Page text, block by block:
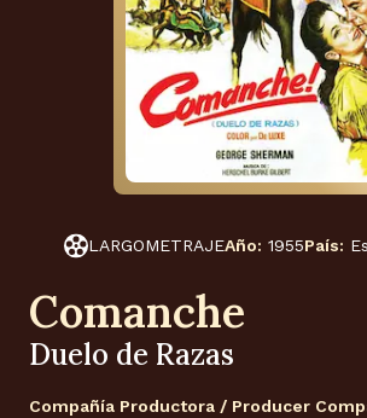
LARGOMETRAJEAño: 1955País:
Comanche
Duelo de Razas
Compañía Productora / Producer